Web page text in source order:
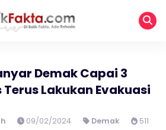
Demak Capai 3
Lakukan Evakuasi
09/02/2024 Demak
511